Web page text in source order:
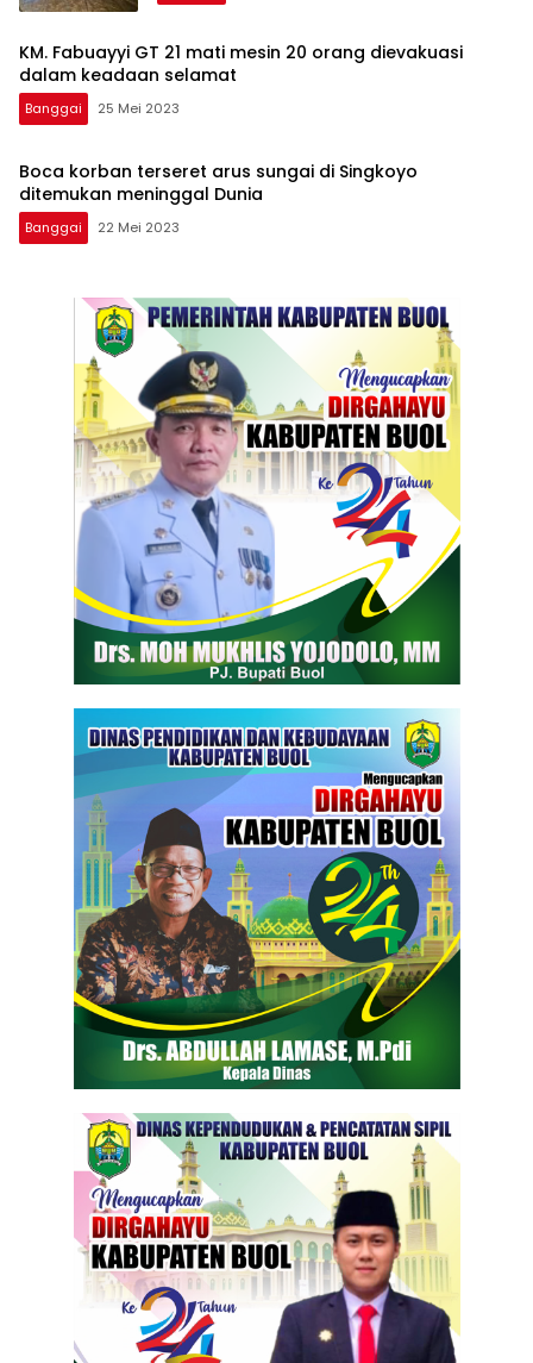
KM. Fabuayyi GT 21 mati mesin 20 orang dievakuasi
dalam keadaan selamat
Banggai 25 Mei 2023
Boca korban terseret arus sungai di Singkoyo
ditemukan meninggal Dunia
Banggai 22 Mei 2023